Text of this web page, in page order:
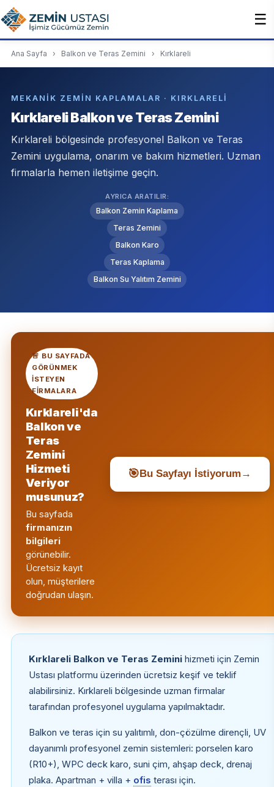
☰
Ana Sayfa › Balkon ve Teras Zemini › Kırklareli
MEKANIK ZEMIN KAPLAMALAR · KIRKLARELI
Kırklareli Balkon ve Teras Zemini
Kırklareli bölgesinde profesyonel Balkon ve Teras
Zemini uygulama, onarım ve bakım hizmetleri. Uzman
firmalarla hemen iletişime geçin.
AYRICA ARATILIR:
Balkon Zemin Kaplama
Teras Zemini
Balkon Karo
Teras Kaplama
Balkon Su Yalıtım Zemini
🚨 BU SAYFADA
GÖRÜNMEK
ISTEYEN
FIRMALARA
Kırklareli'da
Balkon ve
Teras
Zemini
Hizmeti
Veriyor
musunuz?
Bu sayfada
firmanızın
bilgileri
görünebilir.
Ücretsiz kayıt
olun, müşterilere
doğrudan ulaşın.
🎯 Bu Sayfayı İstiyorum →
Kırklareli Balkon ve Teras Zeminihizmeti için Zemin
Ustası platformu üzerinden ücretsiz keşif ve teklif
alabilirsiniz. Kırklareli bölgesinde uzman firmalar
tarafından profesyonel uygulama yapılmaktadır.
Balkon ve teras için su yalıtımlı, don-çözülme dirençli, UV
dayanımlı profesyonel zemin sistemleri: porselen karo
(R10+), WPC deck karo, suni çim, ahşap deck, drenaj
plaka. Apartman + villa + ofis terası için.